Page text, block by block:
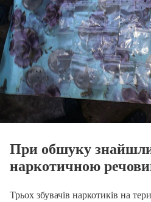
При обшуку
наркотичною
Трьох збувачів наркотиків на